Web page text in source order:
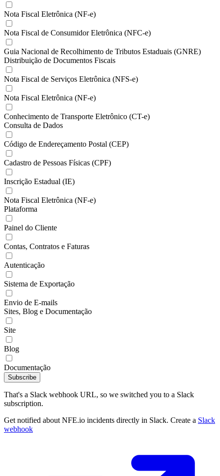
Nota Fiscal Eletrônica (NF-e)
Nota Fiscal de Consumidor Eletrônica (NFC-e)
Guia Nacional de Recolhimento de Tributos Estaduais (GNRE)
Distribuição de Documentos Fiscais
Nota Fiscal de Serviços Eletrônica (NFS-e)
Nota Fiscal Eletrônica (NF-e)
Conhecimento de Transporte Eletrônico (CT-e)
Consulta de Dados
Código de Endereçamento Postal (CEP)
Cadastro de Pessoas Físicas (CPF)
Inscrição Estadual (IE)
Nota Fiscal Eletrônica (NF-e)
Plataforma
Painel do Cliente
Contas, Contratos e Faturas
Autenticação
Sistema de Exportação
Envio de E-mails
Sites, Blog e Documentação
Site
Blog
Documentação
Subscribe
That's a Slack webhook URL, so we switched you to a Slack
subscription.
Get notified about NFE.io incidents directly in Slack. Create a Slack
webhook